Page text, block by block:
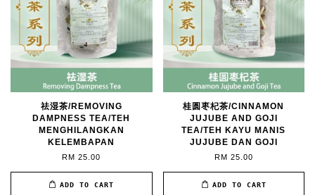
祛湿茶/REMOVING
DAMPNESS TEA/TEH
MENGHILANGKAN
KELEMBAPAN
RM 25.00
ADD TO CART
桂圆枣杞茶/CINNAMON
JUJUBE AND GOJI
TEA/TEH KAYU MANIS
JUJUBE DAN GOJI
RM 25.00
ADD TO CART